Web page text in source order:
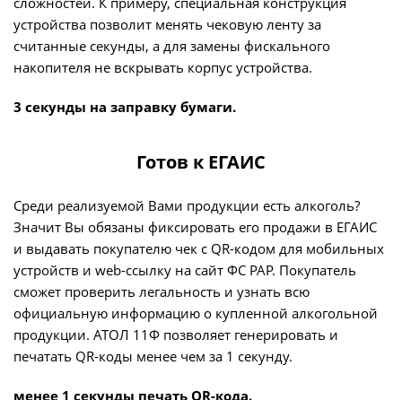
устройства позволит менять чековую ленту за
считанные секунды, а для замены фискального
накопителя не вскрывать корпус устройства.
3 секунды на заправку бумаги.
Готов к ЕГАИС
Среди реализуемой Вами продукции есть алкоголь?
Значит Вы обязаны фиксировать его продажи в ЕГАИС
и выдавать покупателю чек с QR-кодом для мобильных
устройств и web-ссылку на сайт ФС РАР. Покупатель
сможет проверить легальность и узнать всю
официальную информацию о купленной алкогольной
продукции. АТОЛ 11Ф позволяет генерировать и
печатать QR-коды менее чем за 1 секунду.
менее 1 секунды печать QR-кода.